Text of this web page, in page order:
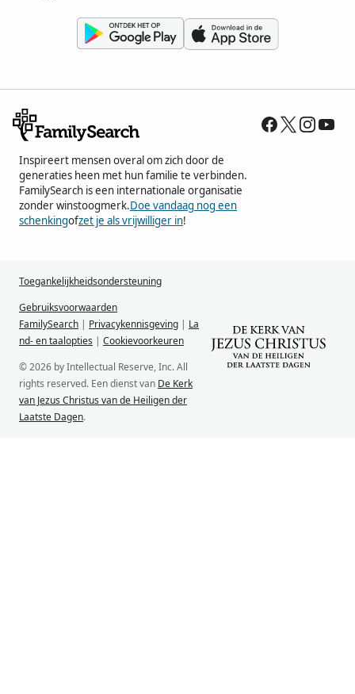
Inspireert mensen overal om zich door de
generaties heen met hun familie te verbinden.
FamilySearch is een internationale organisatie
zonder winstoogmerk.Doe vandaag nog een
schenkingofzet je als vrijwilliger in!
Toegankelijkheidsondersteuning
Gebruiksvoorwaarden
FamilySearch | Privacykennisgeving | La
nd- en taalopties | Cookievoorkeuren
© 2026 by Intellectual Reserve, Inc. All
rights reserved. Een dienst van De Kerk
van Jezus Christus van de Heiligen der
Laatste Dagen.